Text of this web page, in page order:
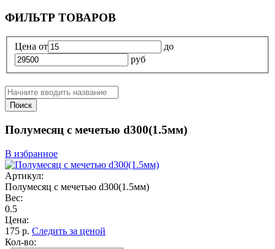
ФИЛЬТР ТОВАРОВ
Цена от
до
руб
Поиск
Полумесяц с мечетью d300(1.5мм)
В избранное
Артикул:
Полумесяц с мечетью d300(1.5мм)
Вес:
0.5
Цена:
175 р. Следить за ценой
Кол-во: